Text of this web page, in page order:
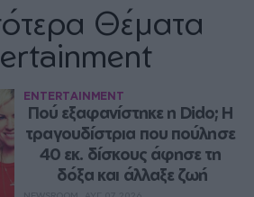
Θέματα
ENTERTAINMENT
Πού εξαφανίστηκε η Dido; Η
τραγουδίστρια που πούλησε
40 εκ. δίσκους άφησε τη
δόξα και άλλαξε ζωή